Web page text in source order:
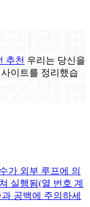
추천 우리는 당신을
이트를 정리했습
가 외부 루프에 의
실행됨(열 번호 계
공백에 주의하세